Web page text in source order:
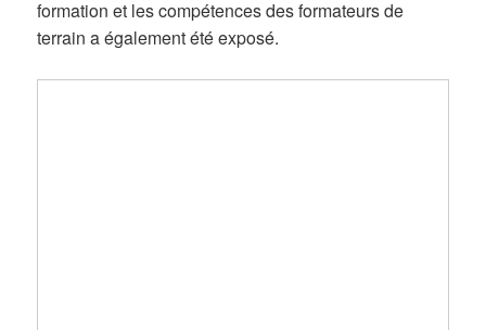
formation et les compétences des formateurs de
terrain a également été exposé.